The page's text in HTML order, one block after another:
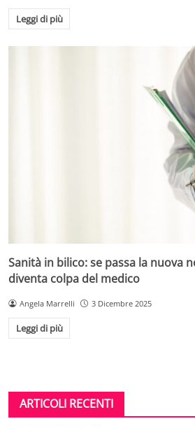
Leggi di più
Sanità in bilico: se passa la nuova
diventa colpa del medico
Angela Marrelli 3 Dicembre 2025
Leggi di più
ARTICOLI RECENTI